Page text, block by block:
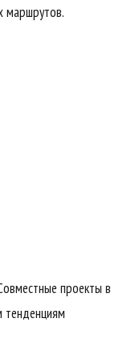
маршрутов.
проекты в
тенденциям